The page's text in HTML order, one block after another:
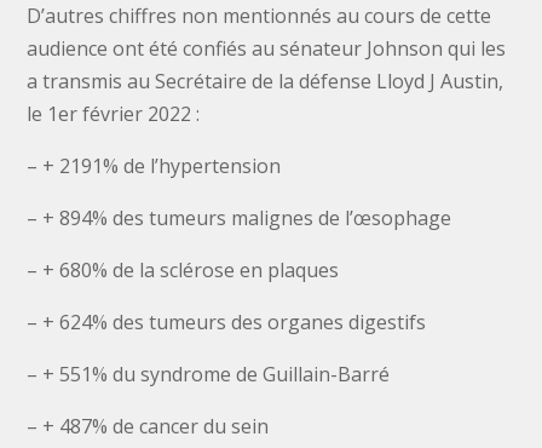
D’autres chiffres non mentionnés au cours de cette
audience ont été confiés au sénateur Johnson qui les
a transmis au Secrétaire de la défense Lloyd J Austin,
le 1er février 2022 :
– + 2191% de l’hypertension
– + 894% des tumeurs malignes de l’œsophage
– + 680% de la sclérose en plaques
– + 624% des tumeurs des organes digestifs
– + 551% du syndrome de Guillain-Barré
– + 487% de cancer du sein